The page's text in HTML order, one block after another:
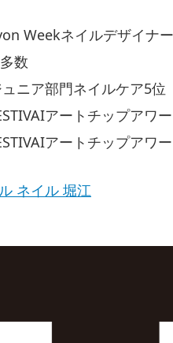
Weekネイルデザイナ
数
ニア部門ネイルケア5位
アートチップアワ
アートチップアワ
ネイル 堀江